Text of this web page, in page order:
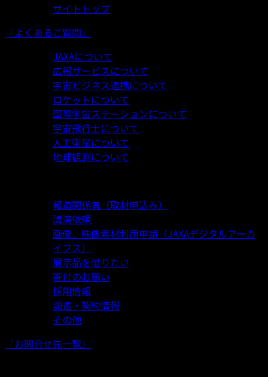
サイトトップ
「よくあるご質問」
JAXAについて
広報サービスについて
宇宙ビジネス連携について
ロケットについて
国際宇宙ステーションについて
宇宙飛行士について
人工衛星について
地球観測について
報道関係者（取材申込み）
講演依頼
画像、映像素材利用申請（JAXAデジタルアーカ
イブス）
展示品を借りたい
寄付のお願い
採用情報
調達・契約情報
その他
「お問合せ先一覧」